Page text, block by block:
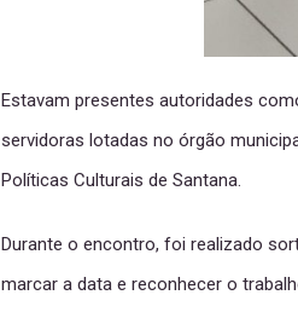
Estavam presentes autoridades
servidoras lotadas no órgão
Políticas Culturais de Santana.
Durante o encontro, foi realizado
marcar a data e reconhecer o